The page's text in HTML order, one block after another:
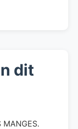
dit
MANGES.